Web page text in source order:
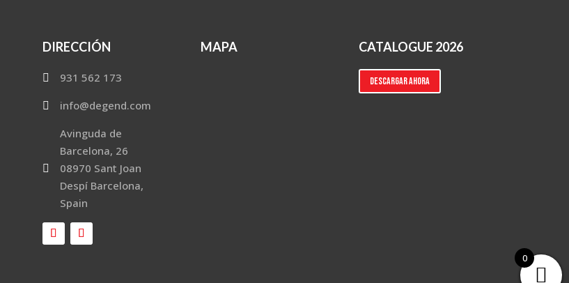
DIRECCIÓN
 931 562 173
 info@degend.com

Avinguda de
Barcelona, 26
08970 Sant Joan
Despí Barcelona,
Spain
MAPA CATALOGUE 2026
Descargar ahora
0